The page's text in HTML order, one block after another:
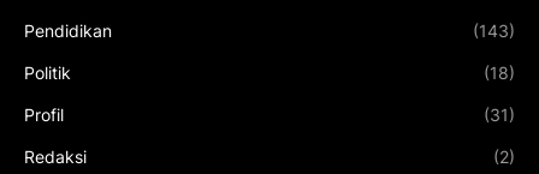
Pendidikan (143)
Politik (18)
Profil (31)
Redaksi (2)